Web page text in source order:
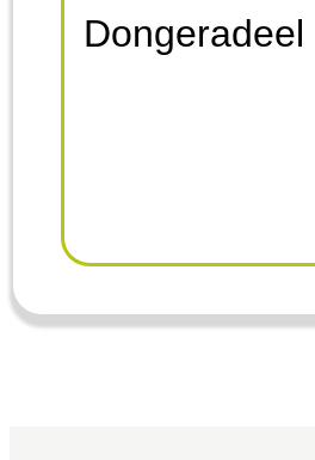
Dongeradeel